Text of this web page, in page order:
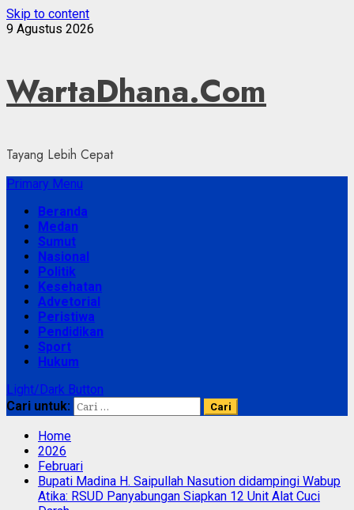
Skip to content
9 Agustus 2026
WartaDhana.Com
Tayang Lebih Cepat
Primary Menu
Beranda
Medan
Sumut
Nasional
Politik
Kesehatan
Advetorial
Peristiwa
Pendidikan
Sport
Hukum
Light/Dark Button
Cari untuk:
Home
2026
Februari
Bupati Madina H. Saipullah Nasution didampingi Wabup
Atika: RSUD Panyabungan Siapkan 12 Unit Alat Cuci